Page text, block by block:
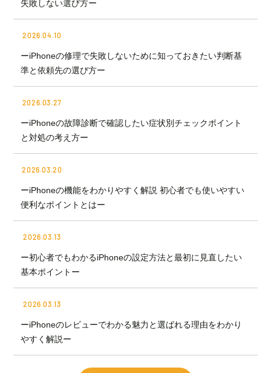
失敗しない選び方ー
2026.04.10
ーiPhoneの修理で失敗しないために知っておきたい判断基
準と依頼先の選び方ー
2026.03.27
ーiPhoneの故障診断で確認したい症状別チェックポイント
と対処の考え方ー
2026.03.20
ーiPhoneの機能をわかりやすく解説 初心者でも使いやすい
便利なポイントとはー
2026.03.13
ー初心者でもわかるiPhoneの設定方法と最初に見直したい
基本ポイントー
2026.03.13
ーiPhoneのレビューでわかる魅力と選ばれる理由をわかり
やすく解説ー